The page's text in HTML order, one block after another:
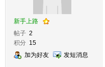
新手上路
帖子 2
积分 15
加为好友
发短消息